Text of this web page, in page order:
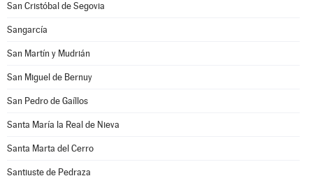
San Cristóbal de Segovia
Sangarcía
San Martín y Mudrián
San Miguel de Bernuy
San Pedro de Gaíllos
Santa María la Real de Nieva
Santa Marta del Cerro
Santiuste de Pedraza